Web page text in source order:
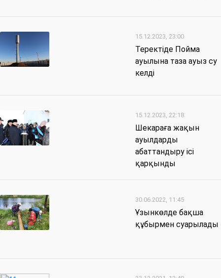
15.12.2023, 23:00
Теректіде Пойма
ауылына таза ауыз су
келді
15.12.2023, 22:18
Шекараға жақын
ауылдарды
абаттандыру ісі
қарқынды
30.06.2022, 11:45
Ұзынкөлде бақша
құбырмен суарылады